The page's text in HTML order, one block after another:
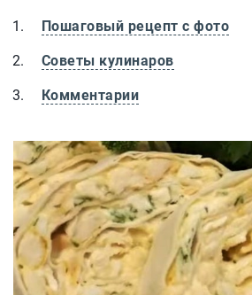
Пошаговый рецепт с фото
Советы кулинаров
Комментарии
Рулет из лаваша с курицей и сыром